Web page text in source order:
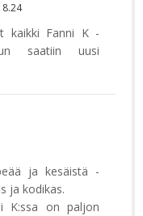
kaikki Fanni K -
saatiin uusi
ja kesäistä -
ja kodikas.
K:ssa on paljon